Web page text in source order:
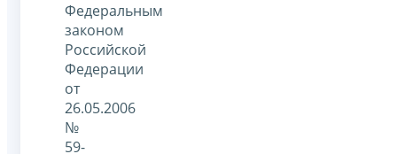
Федеральным
законом
Российской
Федерации
от
26.05.2006
№
59-